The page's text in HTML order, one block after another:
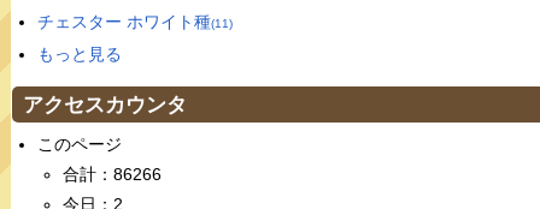
チェスター ホワイト種(11)
もっと見る
アクセスカウンタ
このページ
合計：86266
今日：2